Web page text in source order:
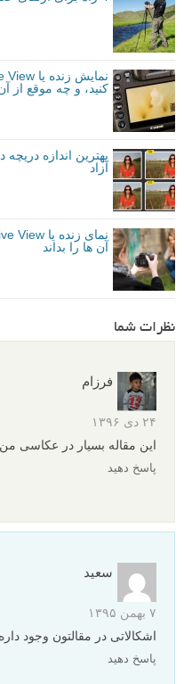
کنید، و چه موقع از
بهترین اندازه
آزاد
آن ها را بداند
نظرات شما
فرزام
۲۴ دی ۱۳۹۶
این مقاله بسیار در عکاسی من
پاسخ دهید
سعید
۷ بهمن ۱۳۹۵
اشکالاتی در مقالتون وجود
پاسخ دهید